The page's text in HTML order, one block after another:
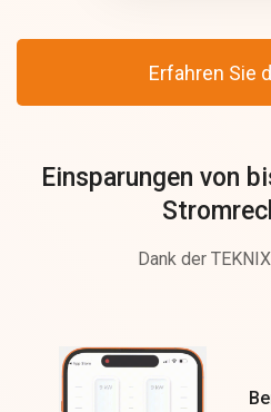
Erfahren Sie
Einsparungen von
Dank der